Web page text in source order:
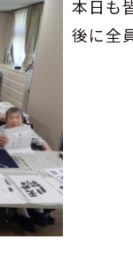
本日も
後に全